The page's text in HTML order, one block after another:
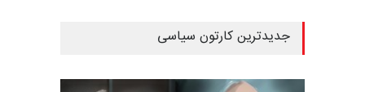
جدیدترین کارتون سیاسی